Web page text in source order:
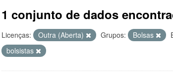
1 conjunto de dados
Licenças: Outra (Aberta) Grupos: Bolsas
bolsistas